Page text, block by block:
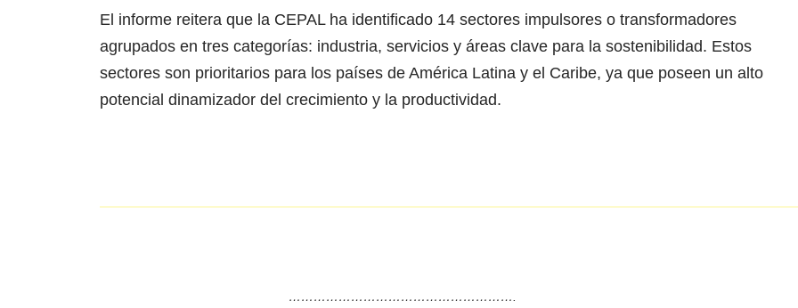
El informe reitera que la CEPAL ha identificado 14 sectores impulsores o transformadores
agrupados en tres categorías: industria, servicios y áreas clave para la sostenibilidad. Estos
sectores son prioritarios para los países de América Latina y el Caribe, ya que poseen un alto
potencial dinamizador del crecimiento y la productividad.
……………………………………………….